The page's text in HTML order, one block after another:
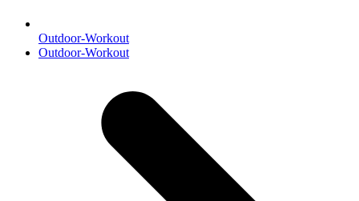
Outdoor-Workout
Nächster
Outdoor-Workout